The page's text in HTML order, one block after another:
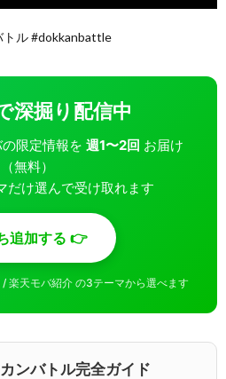
トル #dokkanbattle
深掘り配信中
限定情報を 週1〜2回 お届け
（無料）
だけ選んで受け取れます
追加する 👉
楽天モバ紹介 の3テーマから選べます
ンバトル完全ガイド